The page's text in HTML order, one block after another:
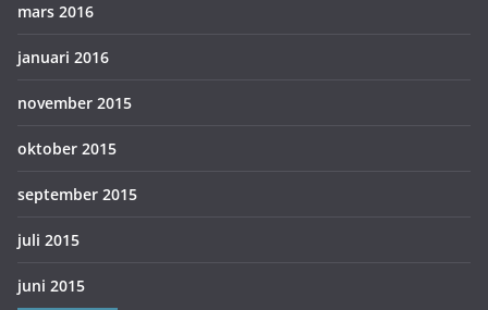
mars 2016
januari 2016
november 2015
oktober 2015
september 2015
juli 2015
juni 2015